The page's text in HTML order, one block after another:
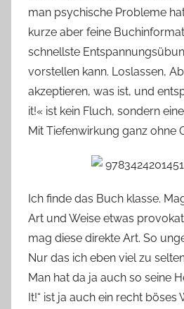
man psychische Probleme
kurze aber feine
schnellste
vorstellen kann. Loslassen,
akzeptieren, was ist, und
it!« ist kein Fluch, sondern
Mit Tiefenwirkung ganz ohne
Ich finde das Buch klasse.
Art und Weise etwas
mag diese direkte Art. So
Nur das ich eben viel zu selten
Man hat da ja auch so seine
It!“ ist ja auch ein recht böses